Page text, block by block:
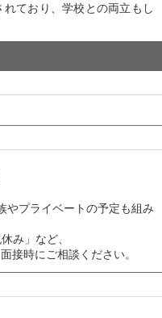
ており、学校との両立もし
プライベートの予定も組み
み」など、
接時にご相談ください。